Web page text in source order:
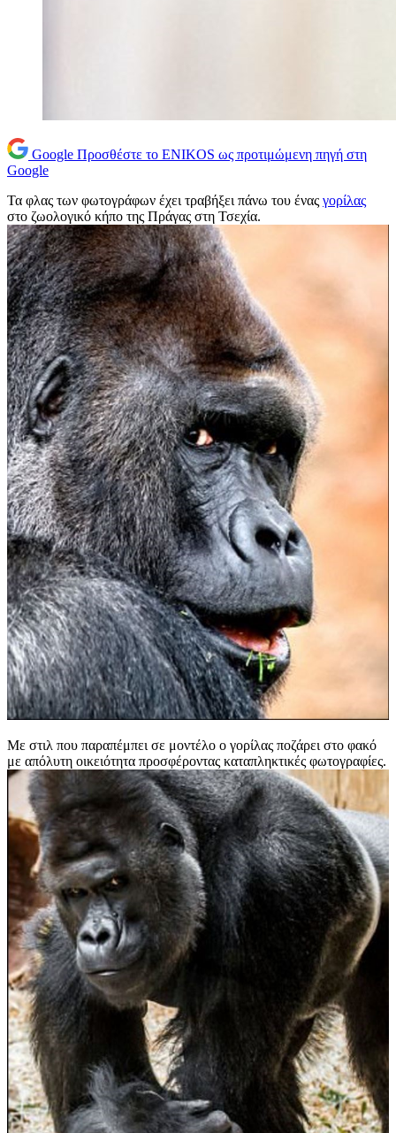
Google Προσθέστε το ENIKOS ως προτιμώμενη πηγή στη
Google
Τα φλας των φωτογράφων έχει τραβήξει πάνω του ένας γορίλας
στο ζωολογικό κήπο της Πράγας στη Τσεχία.
Με στιλ που παραπέμπει σε μοντέλο ο γορίλας ποζάρει στο φακό
με απόλυτη οικειότητα προσφέροντας καταπληκτικές φωτογραφίες.